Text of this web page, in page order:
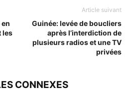
les
Article suivant
Guinée: levée de boucliers
après l’interdiction de
plusieurs radios et une TV
privées
CONNEXES